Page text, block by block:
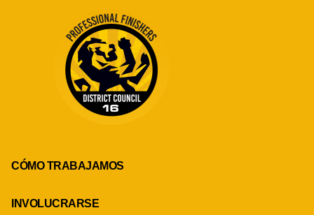
CÓMO TRABAJAMOS
INVOLUCRARSE